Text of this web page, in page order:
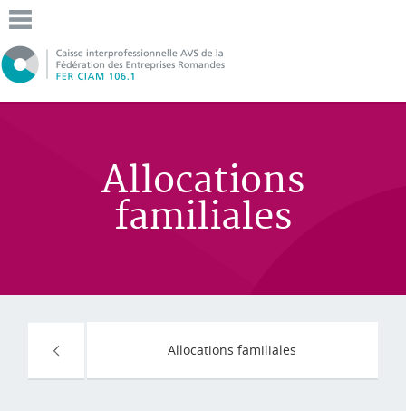
Allocations
familiales
Allocations familiales